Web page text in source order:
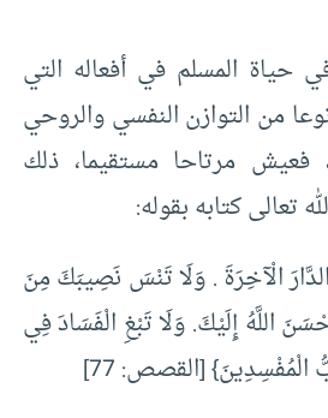
حياة المسلم في أفعاله التي
من التوازن النفسي والروحي
فعيش مرتاحا مستقيما، ذلك
تعالى كتابه بقوله:
الدَّارَ الْآخِرَةَ . وَلَا تَنْسَ نَصِيبَكَ مِنَ
اللَّهُ إِلَيْكَ. وَلَا تَبْغِ الْفَسَادَ فِي
[القصص: 77]